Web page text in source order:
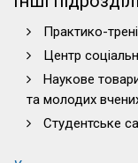
Практико-
Центр
Наукове
та молодих
Студентське